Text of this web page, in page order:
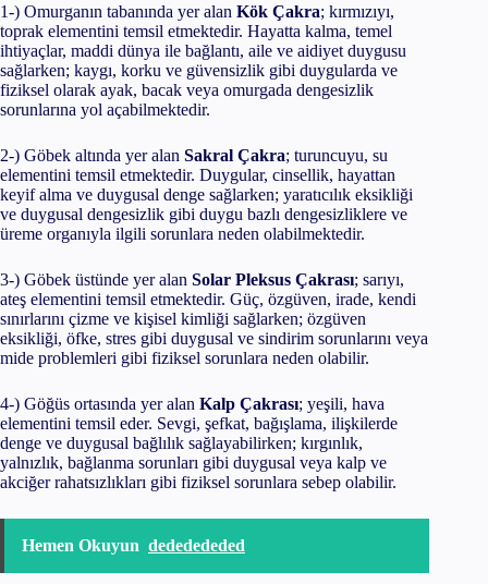
1-) Omurganın tabanında yer alan Kök Çakra; kırmızıyı,
toprak elementini temsil etmektedir. Hayatta kalma, temel
ihtiyaçlar, maddi dünya ile bağlantı, aile ve aidiyet duygusu
sağlarken; kaygı, korku ve güvensizlik gibi duygularda ve
fiziksel olarak ayak, bacak veya omurgada dengesizlik
sorunlarına yol açabilmektedir.
2-) Göbek altında yer alan Sakral Çakra; turuncuyu, su
elementini temsil etmektedir. Duygular, cinsellik, hayattan
keyif alma ve duygusal denge sağlarken; yaratıcılık eksikliği
ve duygusal dengesizlik gibi duygu bazlı dengesizliklere ve
üreme organıyla ilgili sorunlara neden olabilmektedir.
3-) Göbek üstünde yer alan Solar Pleksus Çakrası; sarıyı,
ateş elementini temsil etmektedir. Güç, özgüven, irade, kendi
sınırlarını çizme ve kişisel kimliği sağlarken; özgüven
eksikliği, öfke, stres gibi duygusal ve sindirim sorunlarını veya
mide problemleri gibi fiziksel sorunlara neden olabilir.
4-) Göğüs ortasında yer alan Kalp Çakrası; yeşili, hava
elementini temsil eder. Sevgi, şefkat, bağışlama, ilişkilerde
denge ve duygusal bağlılık sağlayabilirken; kırgınlık,
yalnızlık, bağlanma sorunları gibi duygusal veya kalp ve
akciğer rahatsızlıkları gibi fiziksel sorunlara sebep olabilir.
Hemen Okuyun dededededed